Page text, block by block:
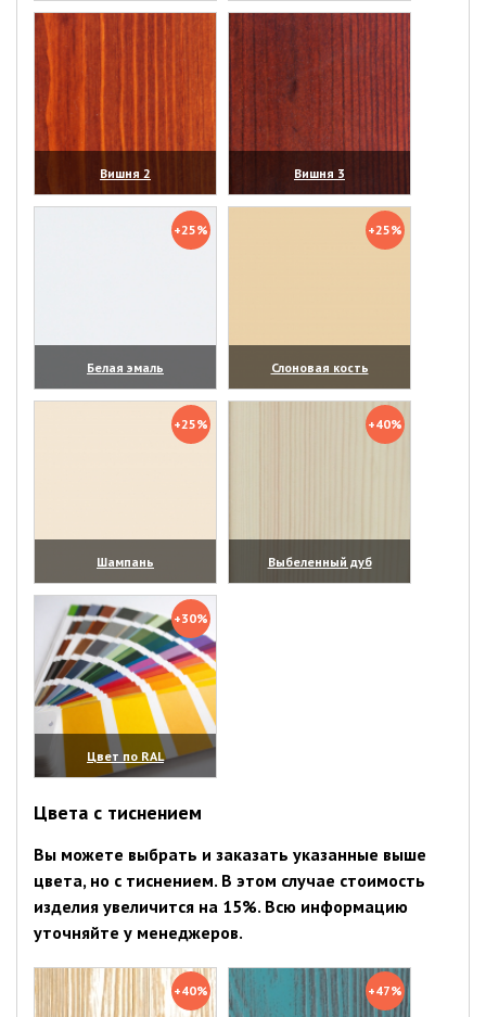
(увеличить) (увеличить)
Вишня 2
(увеличить)
Вишня 3
(увеличить)
+25%
Белая эмаль
(увеличить)
+25%
Слоновая кость
(увеличить)
+25%
Шампань
(увеличить)
+40%
Выбеленный дуб
(увеличить)
+30%
Цвет по RAL
(увеличить)
Цвета с тиснением
Вы можете выбрать и заказать указанные выше
цвета, но с тиснением. В этом случае стоимость
изделия увеличится на 15%. Всю информацию
уточняйте у менеджеров.
+40% +47%